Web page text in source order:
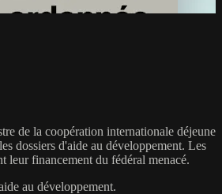
de la coopération internationale déjeune
dossiers d'aide au développement. Les
leur financement du fédéral menacé.
au développement.